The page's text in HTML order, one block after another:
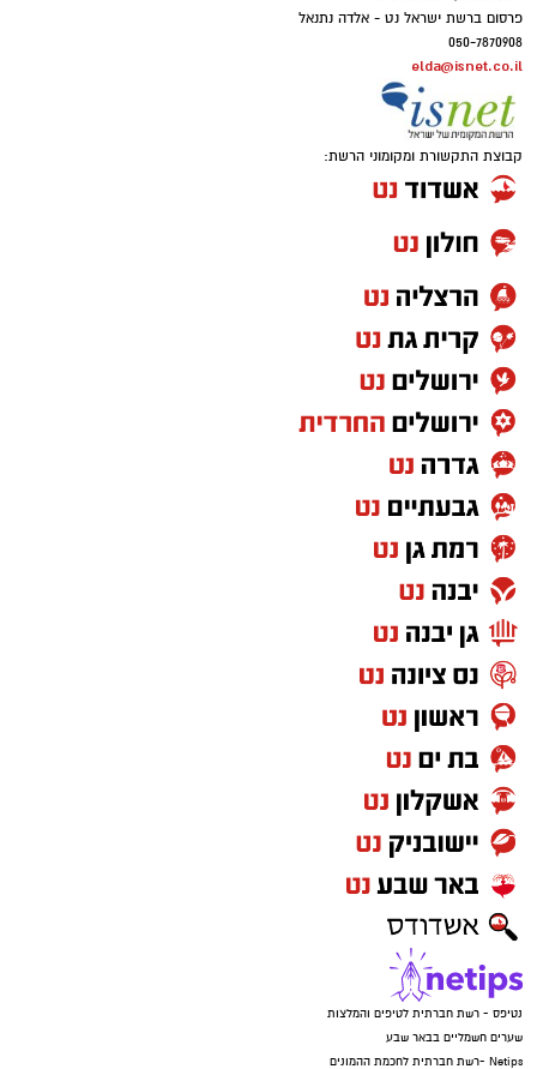
פרסום ברשת ישראל נט - אלדה נתנאל
050-7870908
elda@isnet.co.il
קבוצת התקשורת ומקומוני הרשת:
נטיפס - רשת חברתית לטיפים והמלצות
שערים חשמליים בבאר שבע
Netips -רשת חברתית לחכמת ההמונים